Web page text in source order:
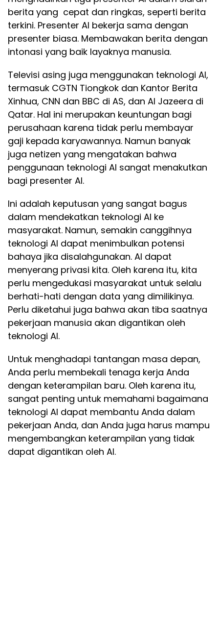
berita yang cepat dan ringkas, seperti berita
terkini. Presenter AI bekerja sama dengan
presenter biasa. Membawakan berita dengan
intonasi yang baik layaknya manusia.
Televisi asing juga menggunakan teknologi AI,
termasuk CGTN Tiongkok dan Kantor Berita
Xinhua, CNN dan BBC di AS, dan Al Jazeera di
Qatar. Hal ini merupakan keuntungan bagi
perusahaan karena tidak perlu membayar
gaji kepada karyawannya. Namun banyak
juga netizen yang mengatakan bahwa
penggunaan teknologi AI sangat menakutkan
bagi presenter AI.
Ini adalah keputusan yang sangat bagus
dalam mendekatkan teknologi AI ke
masyarakat. Namun, semakin canggihnya
teknologi AI dapat menimbulkan potensi
bahaya jika disalahgunakan. AI dapat
menyerang privasi kita. Oleh karena itu, kita
perlu mengedukasi masyarakat untuk selalu
berhati-hati dengan data yang dimilikinya.
Perlu diketahui juga bahwa akan tiba saatnya
pekerjaan manusia akan digantikan oleh
teknologi AI.
Untuk menghadapi tantangan masa depan,
Anda perlu membekali tenaga kerja Anda
dengan keterampilan baru. Oleh karena itu,
sangat penting untuk memahami bagaimana
teknologi AI dapat membantu Anda dalam
pekerjaan Anda, dan Anda juga harus mampu
mengembangkan keterampilan yang tidak
dapat digantikan oleh AI.